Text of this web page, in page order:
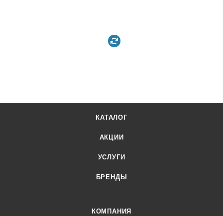
КАТАЛОГ
АКЦИИ
УСЛУГИ
БРЕНДЫ
КОМПАНИЯ